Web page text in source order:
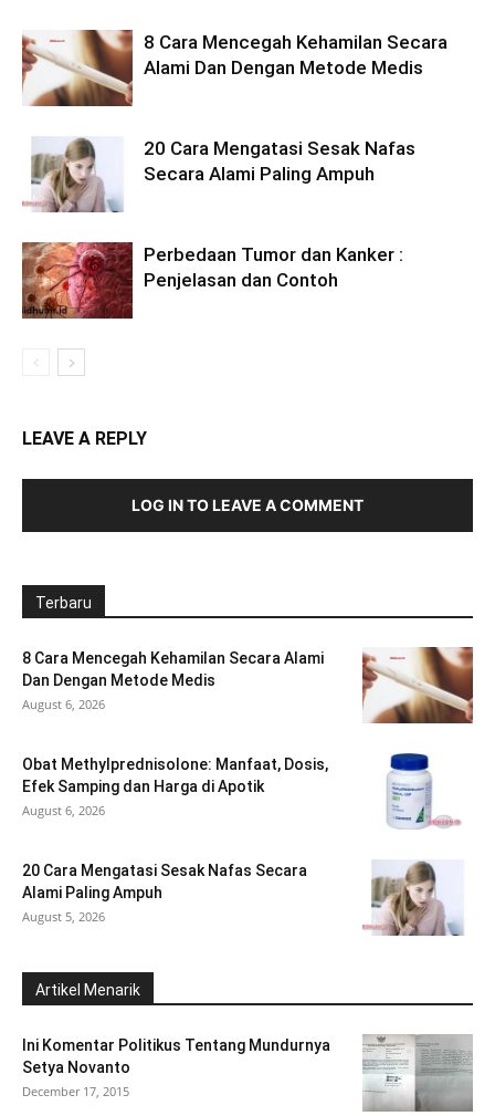
8 Cara Mencegah Kehamilan Secara
Alami Dan Dengan Metode Medis
20 Cara Mengatasi Sesak Nafas
Secara Alami Paling Ampuh
Perbedaan Tumor dan Kanker :
Penjelasan dan Contoh
LEAVE A REPLY
LOG IN TO LEAVE A COMMENT
Terbaru
8 Cara Mencegah Kehamilan Secara Alami
Dan Dengan Metode Medis
August 6, 2026
Obat Methylprednisolone: Manfaat, Dosis,
Efek Samping dan Harga di Apotik
August 6, 2026
20 Cara Mengatasi Sesak Nafas Secara
Alami Paling Ampuh
August 5, 2026
Artikel Menarik
Ini Komentar Politikus Tentang Mundurnya
Setya Novanto
December 17, 2015